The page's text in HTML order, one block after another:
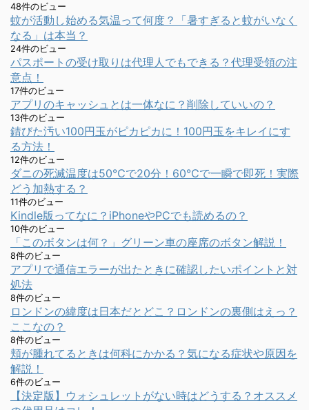
48件のビュー
蚊が活動し始める気温って何度？「暑すぎると蚊がいなく
なる」は本当？
24件のビュー
パスポートの受け取りは代理人でもできる？代理受領の注
意点！
17件のビュー
アプリのキャッシュとは一体なに？削除していいの？
13件のビュー
錆びた汚い100円玉がピカピカに！100円玉をキレイにす
る方法！
12件のビュー
ダニの死滅温度は50℃で20分！60℃で一瞬で即死！実際
どう加熱する？
11件のビュー
Kindle版ってなに？iPhoneやPCでも読めるの？
10件のビュー
「このボタンは何？」グリーン車の座席のボタン解説！
8件のビュー
アプリで通信エラーが出たときに確認したいポイントと対
処法
8件のビュー
ロンドンの緯度は日本だとどこ？ロンドンの裏側はえっ？
ここなの？
8件のビュー
頬が腫れてるときは何科にかかる？気になる症状や原因を
解説！
6件のビュー
【決定版】ウォシュレットがない時はどうする？オススメ